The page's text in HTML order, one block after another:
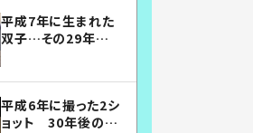
平成7年に生まれた
双子…その29年後
平成6年に撮った2シ
ョット 30年後の姿